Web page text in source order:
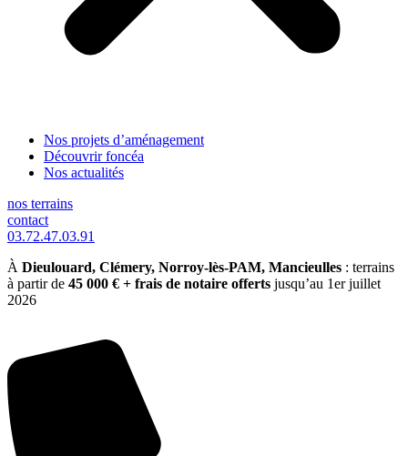
Nos projets d’aménagement
Découvrir foncéa
Nos actualités
nos terrains
contact
03.72.47.03.91
À Dieulouard, Clémery, Norroy-lès-PAM, Mancieulles : terrains
à partir de 45 000 € + frais de notaire offerts jusqu’au 1er juillet
2026